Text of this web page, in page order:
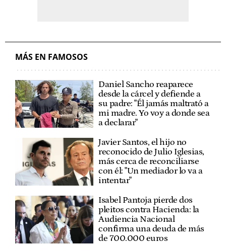
MÁS EN FAMOSOS
Daniel Sancho reaparece
desde la cárcel y defiende a
su padre: "Él jamás maltrató a
mi madre. Yo voy a donde sea
a declarar"
Javier Santos, el hijo no
reconocido de Julio Iglesias,
más cerca de reconciliarse
con él: "Un mediador lo va a
intentar"
Isabel Pantoja pierde dos
pleitos contra Hacienda: la
Audiencia Nacional
confirma una deuda de más
de 700.000 euros